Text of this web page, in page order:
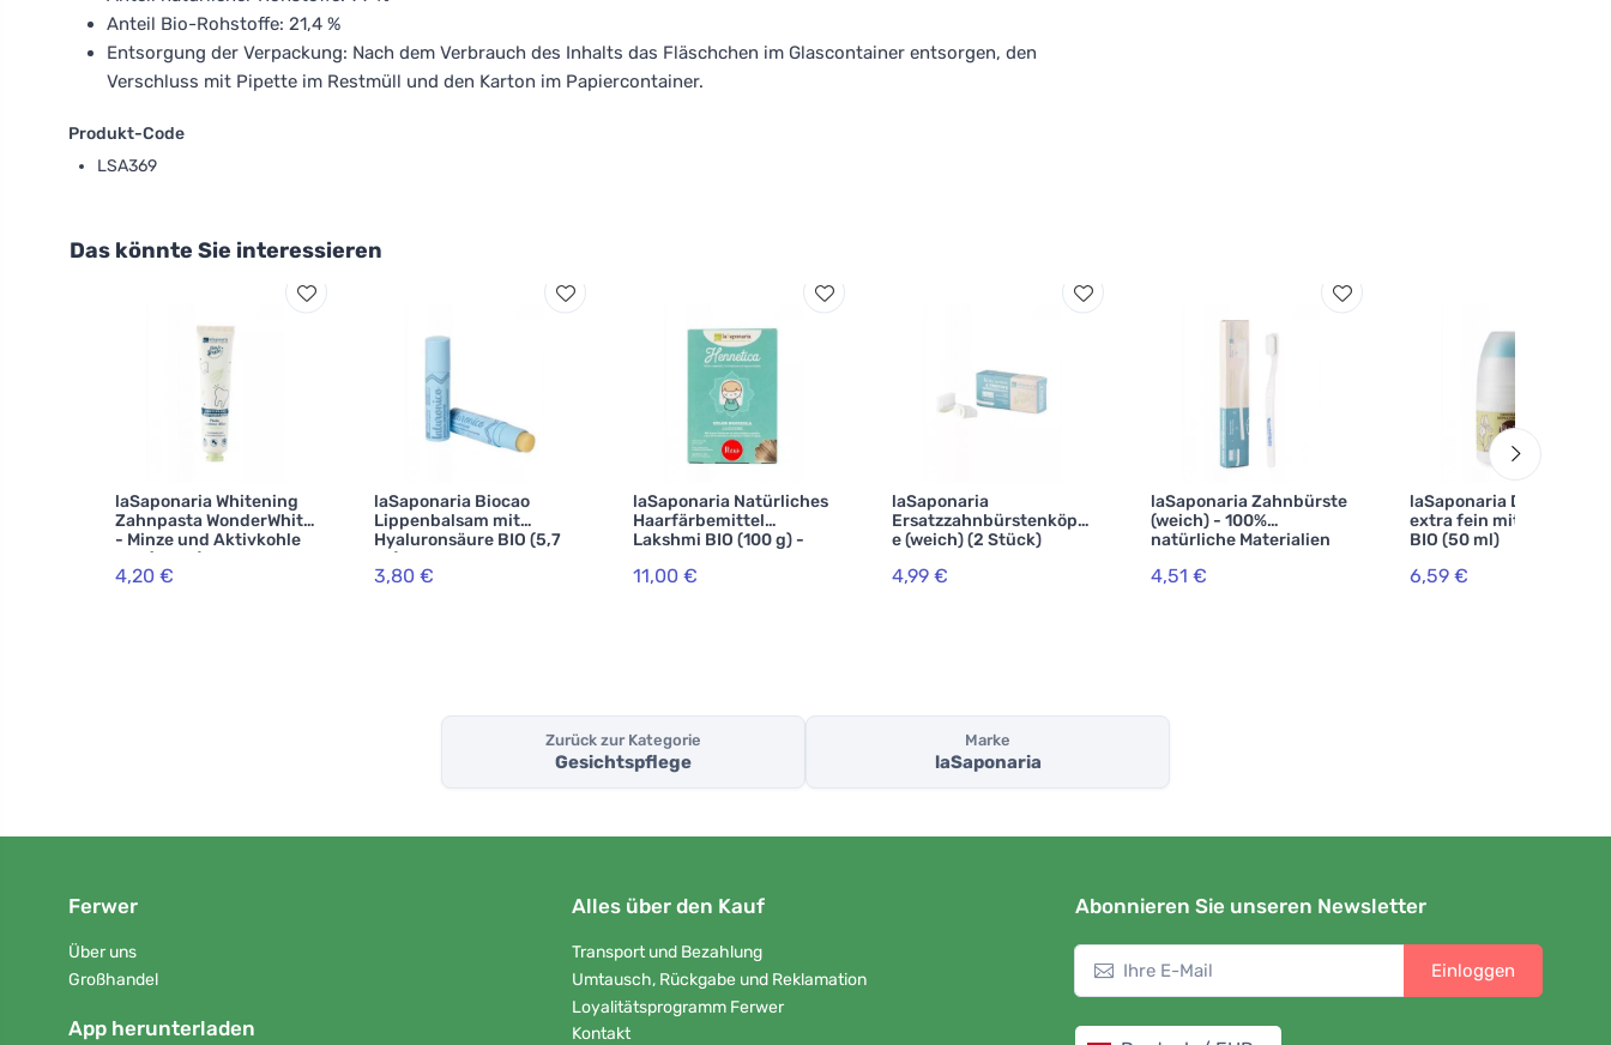
Anteil Bio-Rohstoffe: 21,4 %
Entsorgung der Verpackung: Nach dem Verbrauch des Inhalts das Fläschchen im Glascontainer entsorgen, den
Verschluss mit Pipette im Restmüll und den Karton im Papiercontainer.
Produkt-Code
LSA369
Das könnte Sie interessieren
laSaponaria Whitening
Zahnpasta WonderWhite
- Minze und Aktivkohle
BIO (75 ml)
4,20 €
laSaponaria Biocao
Lippenbalsam mit
Hyaluronsäure BIO (5,7
ml)
3,80 €
laSaponaria Natürliches
Haarfärbemittel
Lakshmi BIO (100 g) -
11,00 €
laSaponaria
Ersatzzahnbürstenköpf
e (weich) (2 Stück)
4,99 €
laSaponaria Zahnbürste
(weich) - 100%
natürliche Materialien
4,51 €
laSaponaria Deo-Roll-on
extra fein mit Calendula
BIO (50 ml)
6,59 €
Zurück zur Kategorie
Gesichtspflege
Marke
laSaponaria
Ferwer
Über uns
Großhandel
App herunterladen
Alles über den Kauf
Transport und Bezahlung
Umtausch, Rückgabe und Reklamation
Loyalitätsprogramm Ferwer
Kontakt
Abonnieren Sie unseren Newsletter
Einloggen